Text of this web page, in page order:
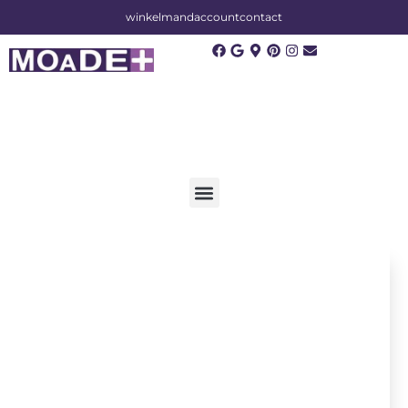
winkelmandaccountcontact